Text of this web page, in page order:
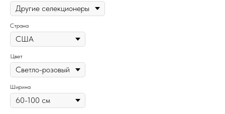
Страна
Цвет
Ширина